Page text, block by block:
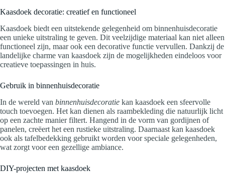
Kaasdoek decoratie: creatief en functioneel
Kaasdoek biedt een uitstekende gelegenheid om binnenhuisdecoratie
een unieke uitstraling te geven. Dit veelzijdige materiaal kan niet alleen
functioneel zijn, maar ook een decorative functie vervullen. Dankzij de
landelijke charme van kaasdoek zijn de mogelijkheden eindeloos voor
creatieve toepassingen in huis.
Gebruik in binnenhuisdecoratie
In de wereld van binnenhuisdecoratie kan kaasdoek een sfeervolle
touch toevoegen. Het kan dienen als raambekleding die natuurlijk licht
op een zachte manier filtert. Hangend in de vorm van gordijnen of
panelen, creëert het een rustieke uitstraling. Daarnaast kan kaasdoek
ook als tafelbedekking gebruikt worden voor speciale gelegenheden,
wat zorgt voor een gezellige ambiance.
DIY-projecten met kaasdoek